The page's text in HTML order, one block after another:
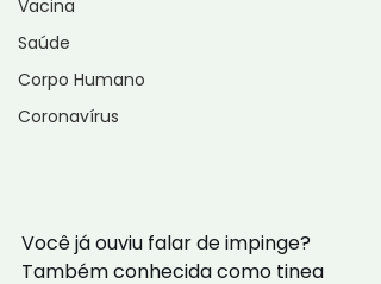
Vacina
Saúde
Corpo Humano
Coronavírus
Você já ouviu falar de impinge?
Também conhecida como tinea